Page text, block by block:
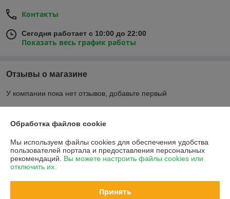
Контакты
Сегодня работает с 10:00 до 22:00
Показать весь график работы
Отзывы о магазине
У компании пока нет отзывов, добавьте первый
О нас
Контакты
Доставка и оплата
Обработка файлов cookie
Мы используем файлы cookies для обеспечения удобства
пользователей портала и предоставления персональных
рекомендаций. Вы можете настроить файлы cookies или
отключить их.
Принять